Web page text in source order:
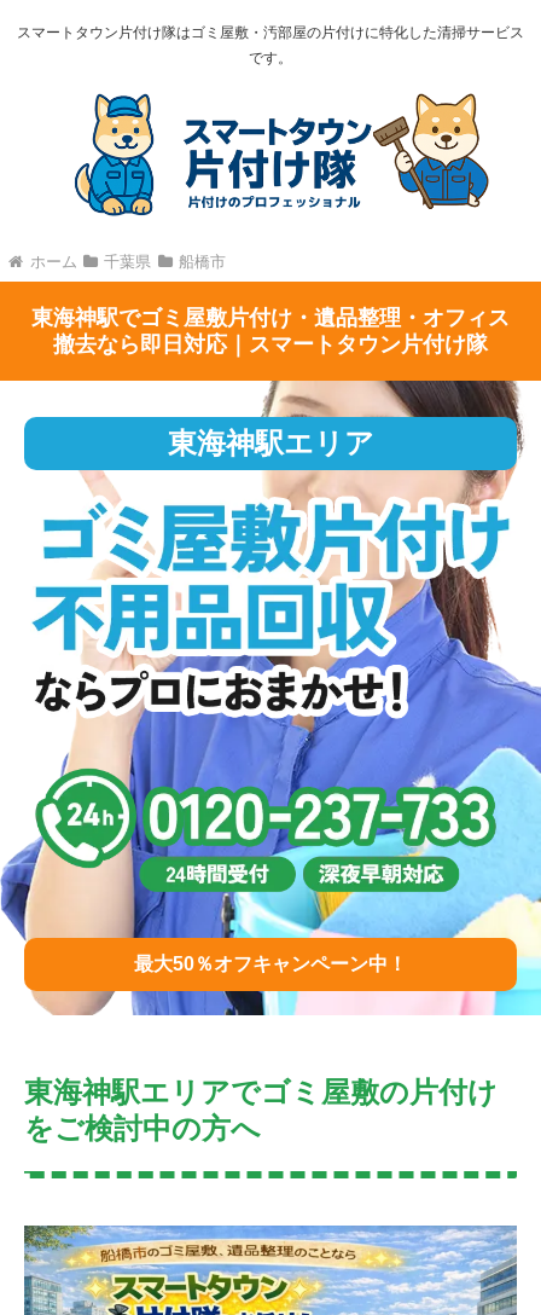
スマートタウン片付け隊はゴミ屋敷・汚部屋の片付けに特化した清掃サービス
です。
ホーム 千葉県 船橋市
東海神駅でゴミ屋敷片付け・遺品整理・オフィス
撤去なら即日対応｜スマートタウン片付け隊
東海神駅エリア
最大50％オフキャンペーン中！
東海神駅エリアでゴミ屋敷の片付け
をご検討中の方へ